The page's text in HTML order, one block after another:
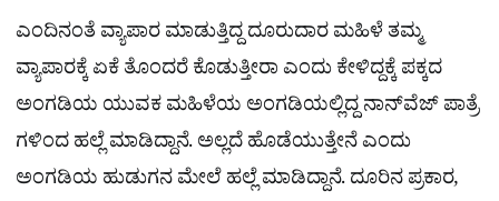
ಎಂದಿನಂತೆ ವ್ಯಾಪಾರ ಮಾಡುತ್ತಿದ್ದ ದೂರುದಾರ ಮಹಿಳೆ ತಮ್ಮ
ವ್ಯಾಪಾರಕ್ಕೆ ಏಕೆ ತೊಂದರೆ ಕೊಡುತ್ತೀರಾ ಎಂದು ಕೇಳಿದ್ದಕ್ಕೆ ಪಕ್ಕದ
ಅಂಗಡಿಯ ಯುವಕ ಮಹಿಳೆಯ ಅಂಗಡಿಯಲ್ಲಿದ್ದ ನಾನ್​ವೆಜ್​ ಪಾತ್ರೆ
ಗಳಿಂದ ಹಲ್ಲೆ ಮಾಡಿದ್ದಾನೆ. ಅಲ್ಲದೆ ಹೊಡೆಯುತ್ತೇನೆ ಎಂದು
ಅಂಗಡಿಯ ಹುಡುಗನ ಮೇಲೆ ಹಲ್ಲೆ ಮಾಡಿದ್ದಾನೆ. ದೂರಿನ ಪ್ರಕಾರ,